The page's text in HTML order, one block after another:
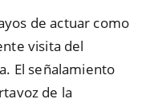
de actuar como
visita del
El señalamiento
de la